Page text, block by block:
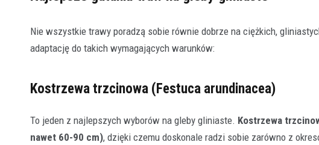
Nie wszystkie trawy poradzą sobie równie dobrze na ciężkich,
adaptację do takich wymagających warunków:
Kostrzewa trzcinowa (Festuca arundinacea)
To jeden z najlepszych wyborów na gleby gliniaste. Kostrzewa
nawet 60-90 cm), dzięki czemu doskonale radzi sobie zarówno z